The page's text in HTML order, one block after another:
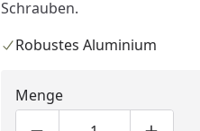
Schrauben.
Robustes Aluminium
Menge